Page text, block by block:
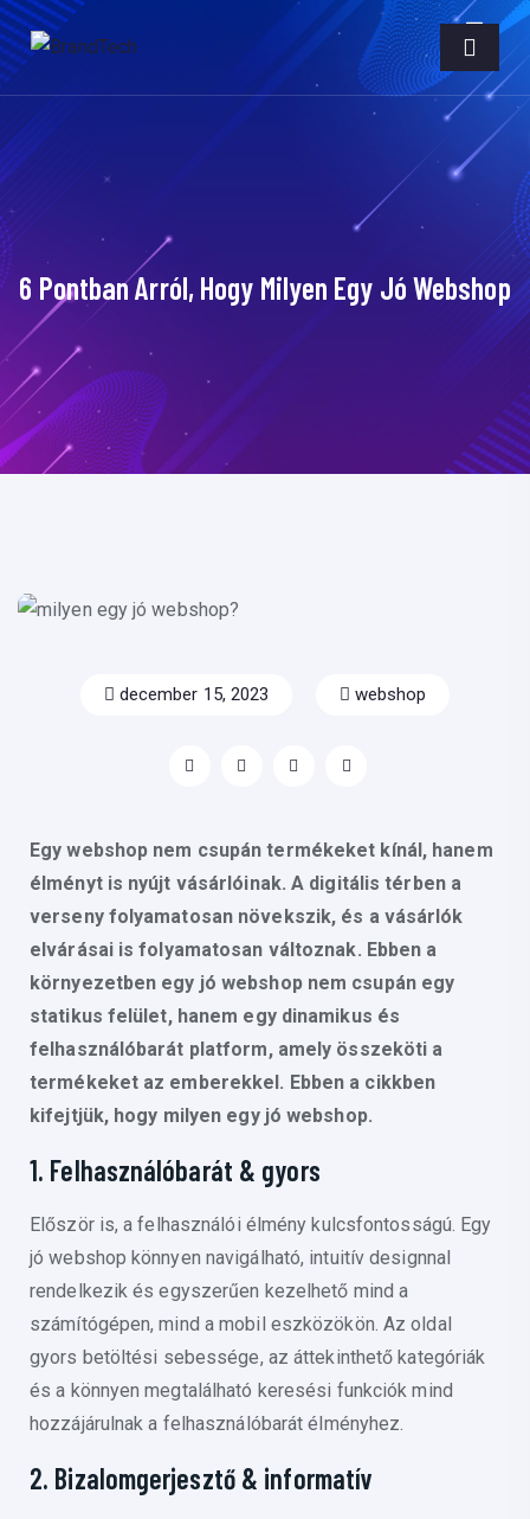
6 Pontban Arról, Hogy Milyen Egy Jó Webshop
december 15, 2023 webshop
Egy webshop nem csupán termékeket kínál, hanem
élményt is nyújt vásárlóinak. A digitális térben a
verseny folyamatosan növekszik, és a vásárlók
elvárásai is folyamatosan változnak. Ebben a
környezetben egy jó webshop nem csupán egy
statikus felület, hanem egy dinamikus és
felhasználóbarát platform, amely összeköti a
termékeket az emberekkel. Ebben a cikkben
kifejtjük, hogy milyen egy jó webshop.
1. Felhasználóbarát & gyors
Először is, a felhasználói élmény kulcsfontosságú. Egy
jó webshop könnyen navigálható, intuitív designnal
rendelkezik és egyszerűen kezelhető mind a
számítógépen, mind a mobil eszközökön. Az oldal
gyors betöltési sebessége, az áttekinthető kategóriák
és a könnyen megtalálható keresési funkciók mind
hozzájárulnak a felhasználóbarát élményhez.
2. Bizalomgerjesztő & informatív